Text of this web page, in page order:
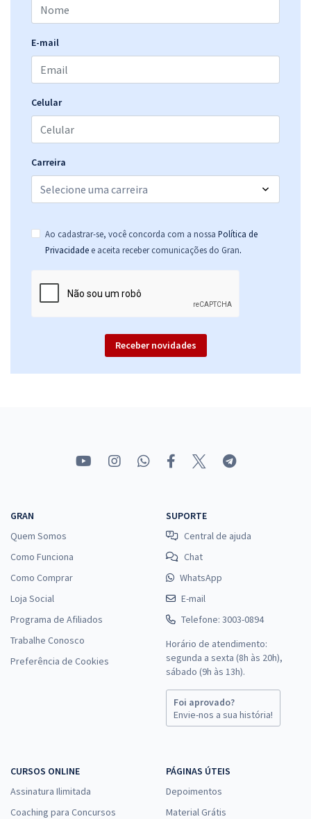
E-mail
Celular
Carreira
Ao cadastrar-se, você concorda com a nossa Política de
Privacidade e aceita receber comunicações do Gran.
Receber novidades
GRAN
Quem Somos
Como Funciona
Como Comprar
Loja Social
Programa de Afiliados
Trabalhe Conosco
Preferência de Cookies
SUPORTE
Central de ajuda
Chat
WhatsApp
E-mail
Telefone: 3003-0894
Horário de atendimento:
segunda a sexta (8h às 20h),
sábado (9h às 13h).
Foi aprovado?
Envie-nos a sua história!
CURSOS ONLINE
Assinatura Ilimitada
Coaching para Concursos
PÁGINAS ÚTEIS
Depoimentos
Material Grátis